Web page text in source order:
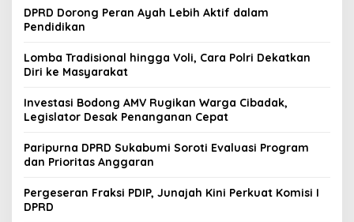
DPRD Dorong Peran Ayah Lebih Aktif dalam
Pendidikan
Lomba Tradisional hingga Voli, Cara Polri Dekatkan
Diri ke Masyarakat
Investasi Bodong AMV Rugikan Warga Cibadak,
Legislator Desak Penanganan Cepat
Paripurna DPRD Sukabumi Soroti Evaluasi Program
dan Prioritas Anggaran
Pergeseran Fraksi PDIP, Junajah Kini Perkuat Komisi I
DPRD